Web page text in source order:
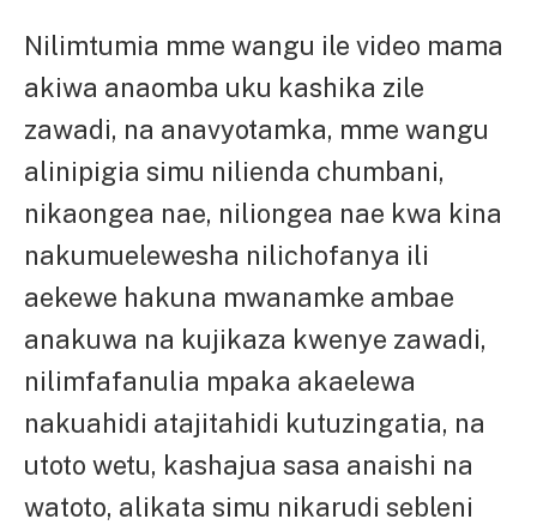
Nilimtumia mme wangu ile video mama
akiwa anaomba uku kashika zile
zawadi, na anavyotamka, mme wangu
alinipigia simu nilienda chumbani,
nikaongea nae, niliongea nae kwa kina
nakumuelewesha nilichofanya ili
aekewe hakuna mwanamke ambae
anakuwa na kujikaza kwenye zawadi,
nilimfafanulia mpaka akaelewa
nakuahidi atajitahidi kutuzingatia, na
utoto wetu, kashajua sasa anaishi na
watoto, alikata simu nikarudi sebleni